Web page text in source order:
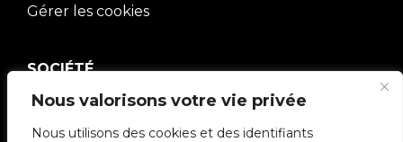
Nous valorisons votre vie privée
Nous utilisons des cookies et des identifiants
Gérer les cookies
SOCIÉTÉ
Communauté V2C